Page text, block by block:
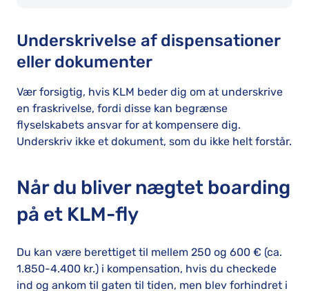
Underskrivelse af dispensationer
eller dokumenter
Vær forsigtig, hvis KLM beder dig om at underskrive
en fraskrivelse, fordi disse kan begrænse
flyselskabets ansvar for at kompensere dig.
Underskriv ikke et dokument, som du ikke helt forstår.
Når du bliver nægtet boarding
på et KLM-fly
Du kan være berettiget til mellem 250 og 600 € (ca.
1.850-4.400 kr.) i kompensation, hvis du checkede
ind og ankom til gaten til tiden, men blev forhindret i